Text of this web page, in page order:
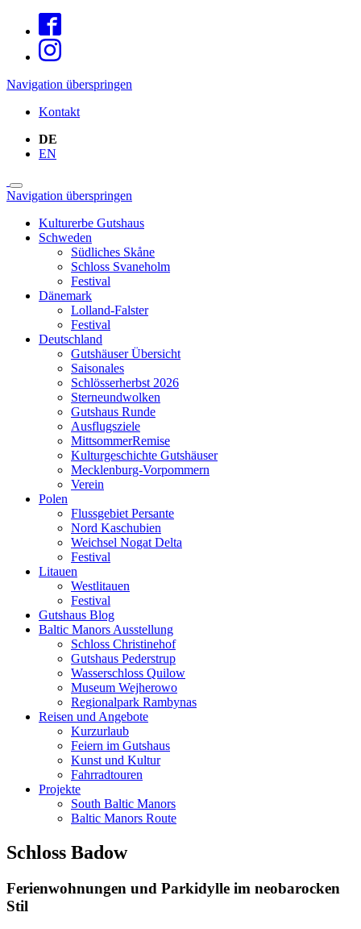
Navigation überspringen
Kontakt
DE
EN
Navigation überspringen
Kulturerbe Gutshaus
Schweden
Südliches Skåne
Schloss Svaneholm
Festival
Dänemark
Lolland-Falster
Festival
Deutschland
Gutshäuser Übersicht
Saisonales
Schlösserherbst 2026
Sterneundwolken
Gutshaus Runde
Ausflugsziele
MittsommerRemise
Kulturgeschichte Gutshäuser
Mecklenburg-Vorpommern
Verein
Polen
Flussgebiet Persante
Nord Kaschubien
Weichsel Nogat Delta
Festival
Litauen
Westlitauen
Festival
Gutshaus Blog
Baltic Manors Ausstellung
Schloss Christinehof
Gutshaus Pederstrup
Wasserschloss Quilow
Museum Wejherowo
Regionalpark Rambynas
Reisen und Angebote
Kurzurlaub
Feiern im Gutshaus
Kunst und Kultur
Fahrradtouren
Projekte
South Baltic Manors
Baltic Manors Route
Schloss Badow
Ferienwohnungen und Parkidylle im neobarocken
Stil